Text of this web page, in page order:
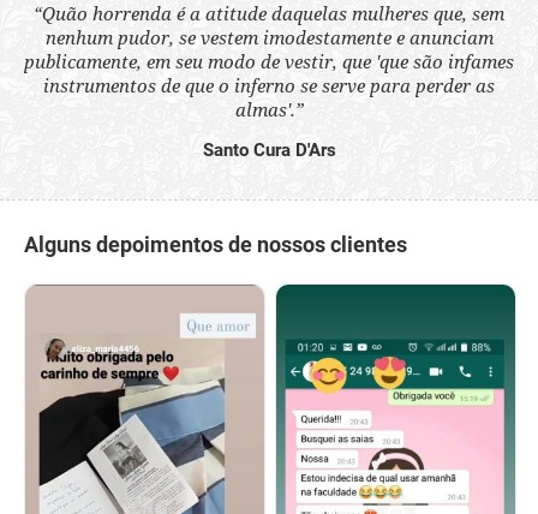
“Quão horrenda é a atitude daquelas mulheres que, sem
nenhum pudor, se vestem imodestamente e anunciam
publicamente, em seu modo de vestir, que 'que são infames
instrumentos de que o inferno se serve para perder as
almas'.”
Santo Cura D'Ars
Alguns depoimentos de nossos clientes